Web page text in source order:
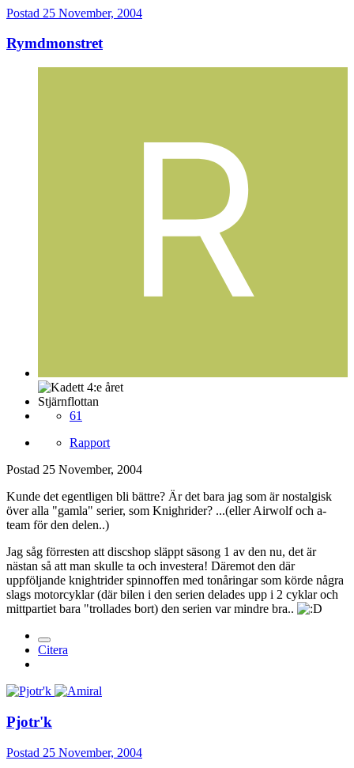
Postad 25 November, 2004
Rymdmonstret
Stjärnflottan
61
Rapport
Postad 25 November, 2004
Kunde det egentligen bli bättre? Är det bara jag som är nostalgisk
över alla "gamla" serier, som Knighrider? ...(eller Airwolf och a-
team för den delen..)
Jag såg förresten att discshop släppt säsong 1 av den nu, det är
nästan så att man skulle ta och investera! Däremot den där
uppföljande knightrider spinnoffen med tonåringar som körde några
slags motorcyklar (där bilen i den serien delades upp i 2 cyklar och
mittpartiet bara "trollades bort) den serien var mindre bra..
Citera
Pjotr'k
Postad 25 November, 2004